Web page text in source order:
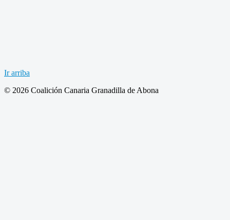
Ir arriba
© 2026 Coalición Canaria Granadilla de Abona